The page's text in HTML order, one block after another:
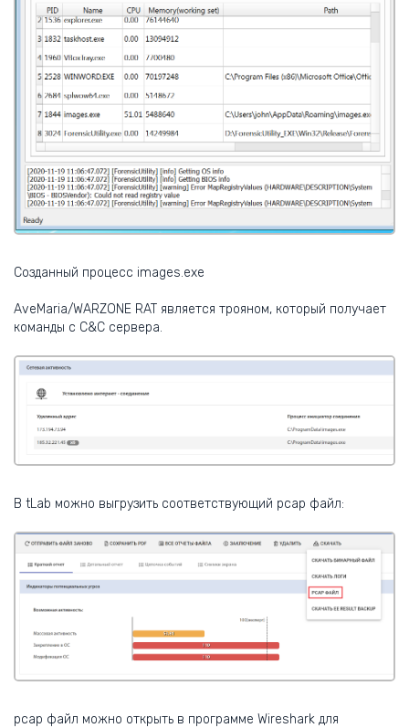
Созданный процесс images.exe
AveMaria/WARZONE RAT является трояном, который получает
команды с C&C сервера.
В tLab можно выгрузить соответствующий pcap файл:
pcap файл можно открыть в программе Wireshark для